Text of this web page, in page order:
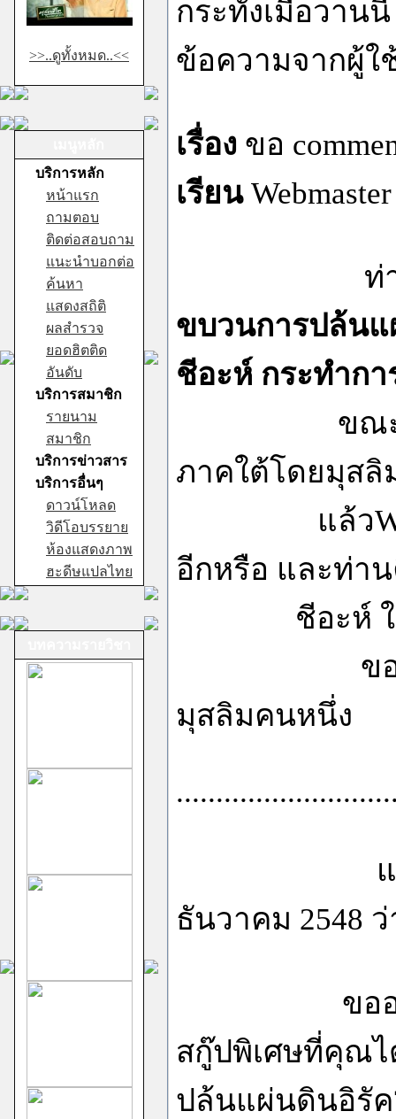
>>..ดูทั้งหมด..<<
บริการหลัก
หน้าแรก
ถามตอบ
ติดต่อสอบถาม
แนะนำบอกต่อ
ค้นหา
แสดงสถิติ
ผลสำรวจ
ยอดฮิตติด
อันดับ
บริการสมาชิก
รายนาม
สมาชิก
บริการข่าวสาร
บริการอื่นๆ
ดาวน์โหลด
วิดีโอบรรยาย
ห้องแสดงภาพ
ฮะดีษแปลไทย
กระทั่งเมื่อวา
ข้อความจากผู้ใ
เรื่อง ขอ
เรียน
ท่านเห็นส
ขบวนการปล้น
ชีอะห์ กระทำกา
ขณะนี้บ้านเ
ภาคใต้โดยมุสลิ
แล้วWeb ข
อีกหรือ และท่า
ชีอะห์ ในปร
ขอให้ตอบ
มุสลิมคนหนึ่ง
และผมได้
ธันวาคม 2548 ว่
ขออนุญาต
สกู๊ปพิเศษที่คุณไ
ปล้นแผ่นดินอิรัค